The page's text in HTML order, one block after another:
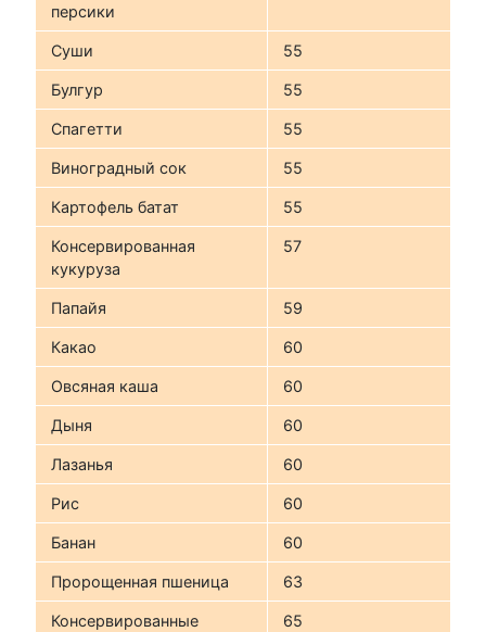
персики
Суши 55
Булгур 55
Спагетти 55
Виноградный сок 55
Картофель батат 55
Консервированная
кукуруза
57
Папайя 59
Какао 60
Овсяная каша 60
Дыня 60
Лазанья 60
Рис 60
Банан 60
Пророщенная пшеница 63
Консервированные
65